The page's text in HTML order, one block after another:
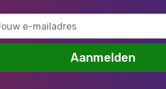
Aanmelden